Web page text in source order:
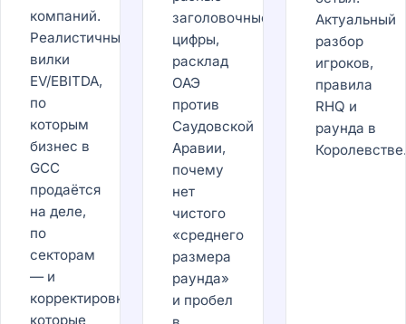
компаний.
Реалистичные
вилки
EV/EBITDA,
по
которым
бизнес в
GCC
продаётся
на деле,
по
секторам
— и
корректировки,
которые
заголовочные
цифры,
расклад
ОАЭ
против
Саудовской
Аравии,
почему
нет
чистого
«среднего
размера
раунда»
и пробел
Актуальный
разбор
игроков,
правила
RHQ и
раунда в
Королевстве.